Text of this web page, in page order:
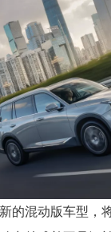
的混动版车型，